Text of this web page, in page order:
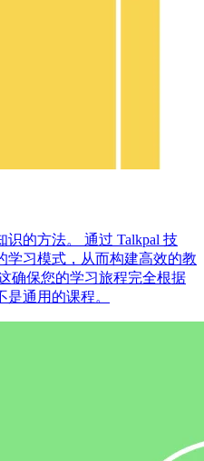
的方法。 通过 Talkpal 技
学习模式，从而构建高效的教
确保您的学习旅程完全根据
通用的课程。